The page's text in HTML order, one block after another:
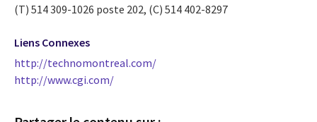
(T) 514 309-1026 poste 202, (C) 514 402-8297
Liens Connexes
http://technomontreal.com/
http://www.cgi.com/